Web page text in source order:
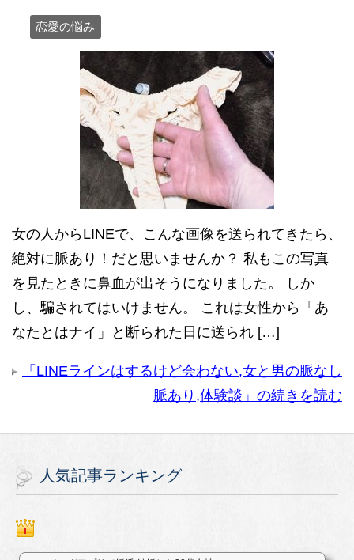
恋愛の悩み
女の人からLINEで、こんな画像を送られてきたら、
絶対に脈あり！だと思いませんか？ 私もこの写真
を見たときに鼻血が出そうになりました。 しか
し、騙されてはいけません。 これは女性から「あ
なたとはナイ」と断られた日に送られ […]
「LINEラインはするけど会わない,女と男の脈なし
脈あり,体験談」の続きを読む
人気記事ランキング